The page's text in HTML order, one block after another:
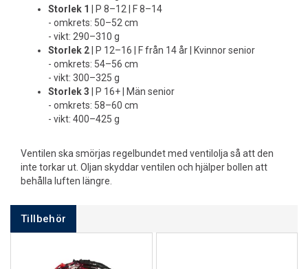
Storlek 1
| P 8–12 | F 8–14
- omkrets: 50–52 cm
- vikt: 290–310 g
Storlek 2 | P 12–16 | F från 14 år | Kvinnor senior
- omkrets: 54–56 cm
- vikt: 300–325 g
Storlek 3 | P 16+ | Män senior
- omkrets: 58–60 cm
- vikt: 400–425 g
Ventilen ska smörjas regelbundet med ventilolja så att den
inte torkar ut. Oljan skyddar ventilen och hjälper bollen att
behålla luften längre.
Tillbehör